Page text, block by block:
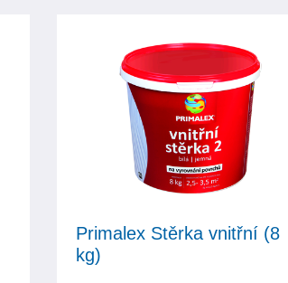
Primalex Stěrka vnitřní (8
kg)